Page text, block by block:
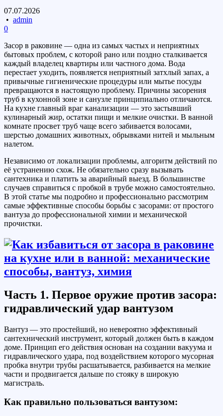
07.07.2026
• admin
0
Засор в раковине — одна из самых частых и неприятных
бытовых проблем, с которой рано или поздно сталкивается
каждый владелец квартиры или частного дома. Вода
перестает уходить, появляется неприятный затхлый запах, а
привычные гигиенические процедуры или мытье посуды
превращаются в настоящую проблему. Причины засорения
труб в кухонной зоне и санузле принципиально отличаются.
На кухне главный враг канализации — это застывший
кулинарный жир, остатки пищи и мелкие очистки. В ванной
комнате просвет труб чаще всего забивается волосами,
шерстью домашних животных, обрывками нитей и мыльным
налетом.
Независимо от локализации проблемы, алгоритм действий по
её устранению схож. Не обязательно сразу вызывать
сантехника и платить за аварийный выезд. В большинстве
случаев справиться с пробкой в трубе можно самостоятельно.
В этой статье мы подробно и профессионально рассмотрим
самые эффективные способы борьбы с засорами: от простого
вантуза до профессиональной химии и механической
прочистки.
Часть 1. Первое оружие против засора:
гидравлический удар вантузом
Вантуз — это простейший, но невероятно эффективный
сантехнический инструмент, который должен быть в каждом
доме. Принцип его действия основан на создании вакуума и
гидравлического удара, под воздействием которого мусорная
пробка внутри трубы расшатывается, разбивается на мелкие
части и продвигается дальше по стояку в широкую
магистраль.
Как правильно пользоваться вантузом: